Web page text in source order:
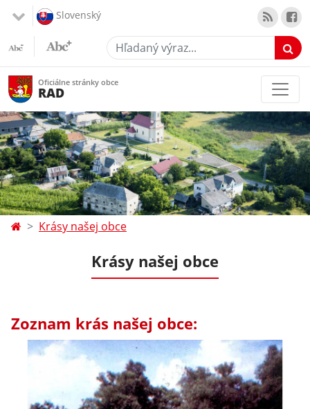
Slovenský
Hľadaný výraz...
Oficiálne stránky obce
RAD
Krásy našej obce
Krásy našej obce
Zoznam krás našej obce: